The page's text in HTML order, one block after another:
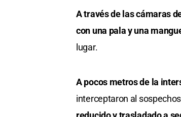
A través de las cámaras
con una pala y una
lugar.
A pocos metros de la
interceptaron al